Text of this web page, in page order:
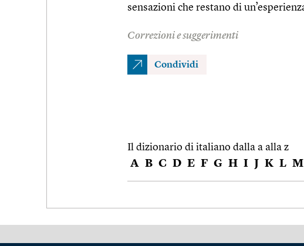
sensazioni che restano di
Correzioni e suggerimenti
Condividi
Il dizionario di italiano dalla a alla z
A B C D E F G H I J K L M